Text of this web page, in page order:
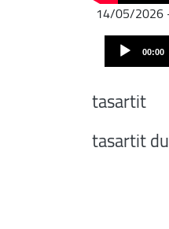
14/05/2026
Audio
Player 00:00
tasartit
tasartit